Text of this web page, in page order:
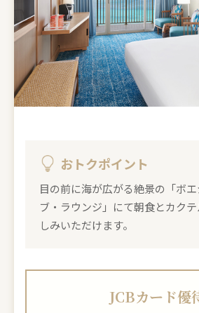
おトクポイント
目の前に海が広がる絶景の「ボ
ブ・ラウンジ」にて朝食とカク
しみいただけます。
JCBカード優